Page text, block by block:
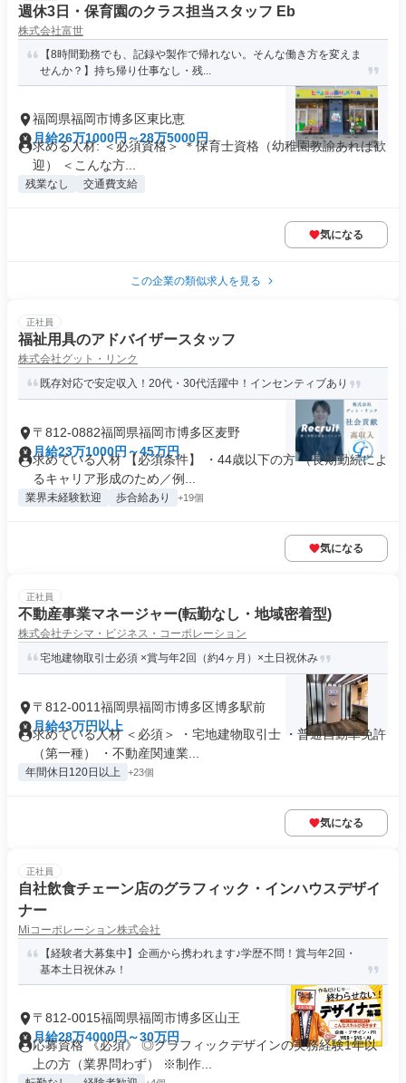
週休3日・保育園のクラス担当スタッフ Eb
株式会社富世
【8時間勤務でも、記録や製作で帰れない。そんな働き方を変えま
せんか？】持ち帰り仕事なし・残...
福岡県福岡市博多区東比恵
月給26万1000円～28万5000円
求める人材: ＜必須資格＞ ＊保育士資格（幼稚園教諭あれば歓
迎） ＜こんな方...
残業なし 交通費支給
気になる
この企業の類似求人を見る
正社員
福祉用具のアドバイザースタッフ
株式会社グット・リンク
既存対応で安定収入！20代・30代活躍中！インセンティブあり
〒812-0882福岡県福岡市博多区麦野
月給23万1000円～45万円
求めている人材 【必須条件】 ・44歳以下の方 （長期勤続によ
るキャリア形成のため／例...
業界未経験歓迎 歩合給あり +19個
気になる
正社員
不動産事業マネージャー(転勤なし・地域密着型)
株式会社チシマ・ビジネス・コーポレーション
宅地建物取引士必須 ×賞与年2回（約4ヶ月）×土日祝休み
〒812-0011福岡県福岡市博多区博多駅前
月給43万円以上
求めている人材 ＜必須＞ ・宅地建物取引士 ・普通自動車免許
（第一種） ・不動産関連業...
年間休日120日以上 +23個
気になる
正社員
自社飲食チェーン店のグラフィック・インハウスデザイ
ナー
Miコーポレーション株式会社
【経験者大募集中】企画から携われます♪学歴不問！賞与年2回・
基本土日祝休み！
〒812-0015福岡県福岡市博多区山王
月給28万4000円～30万円
応募資格 《必須》 ◎グラフィックデザインの実務経験1年以
上の方（業界問わず） ※制作...